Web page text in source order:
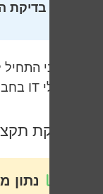
בדיקת
כשדני
מנהלי IT בחברות בינוניות, והתוצאות השתנו תוך שבועיים.
חלוקת
נתון